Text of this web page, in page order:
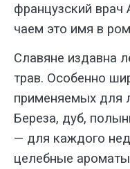
фран­цузский
чаем это имя в
Славяне издавна
трав. Особенно
применяемых для
Береза, дуб,
— для каждого
целебные